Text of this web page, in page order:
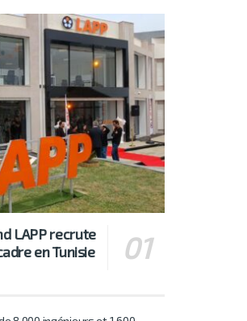
LAPP recrute
en Tunisie